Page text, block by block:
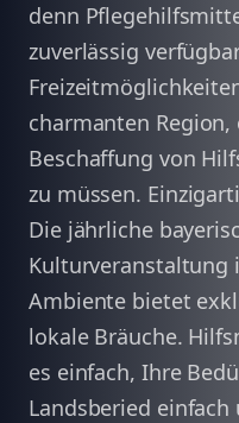
denn
zuverlässig
charmanten
Beschaffung von
zu müssen.
Die jährliche
Kulturveranstaltung
Ambiente bietet
lokale Bräuche.
es einfach, Ihre
Landsberied einfach